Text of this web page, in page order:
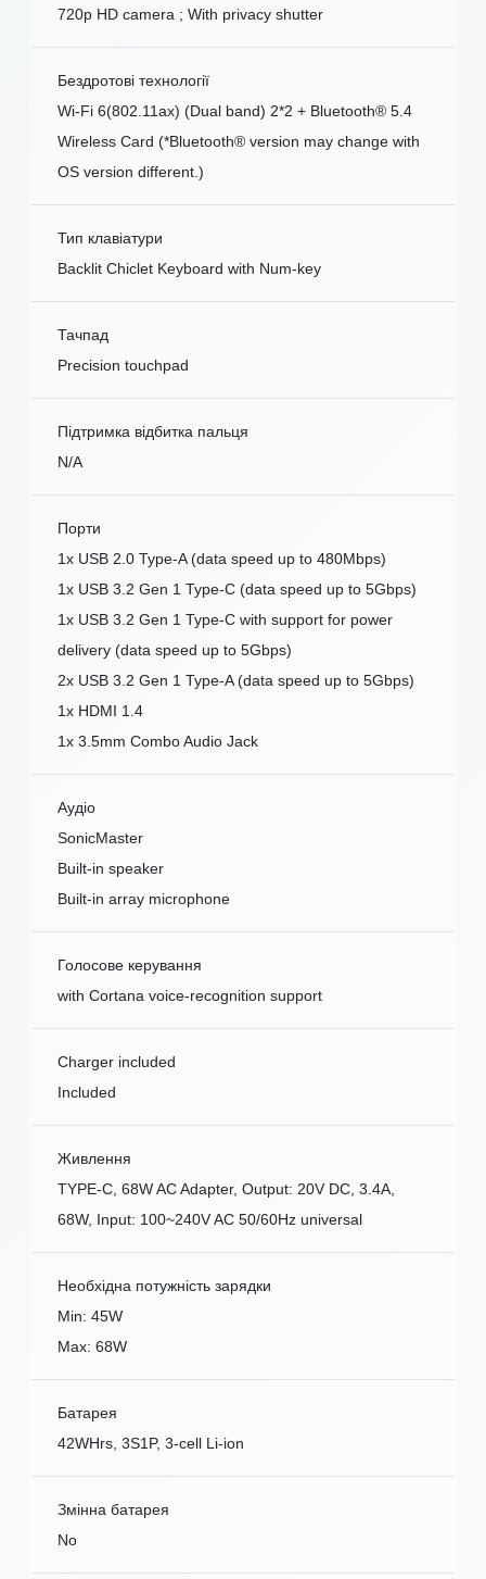
720p HD camera ; With privacy shutter
Бездротові технології
Wi-Fi 6(802.11ax) (Dual band) 2*2 + Bluetooth® 5.4
Wireless Card (*Bluetooth® version may change with
OS version different.)
Тип клавіатури
Backlit Chiclet Keyboard with Num-key
Тачпад
Precision touchpad
Підтримка відбитка пальця
N/A
Порти
1x USB 2.0 Type-A (data speed up to 480Mbps)
1x USB 3.2 Gen 1 Type-C (data speed up to 5Gbps)
1x USB 3.2 Gen 1 Type-C with support for power
delivery (data speed up to 5Gbps)
2x USB 3.2 Gen 1 Type-A (data speed up to 5Gbps)
1x HDMI 1.4
1x 3.5mm Combo Audio Jack
Аудіо
SonicMaster
Built-in speaker
Built-in array microphone
Голосове керування
with Cortana voice-recognition support
Charger included
Included
Живлення
TYPE-C, 68W AC Adapter, Output: 20V DC, 3.4A,
68W, Input: 100~240V AC 50/60Hz universal
Необхідна потужність зарядки
Min: 45W
Max: 68W
Батарея
42WHrs, 3S1P, 3-cell Li-ion
Змінна батарея
No